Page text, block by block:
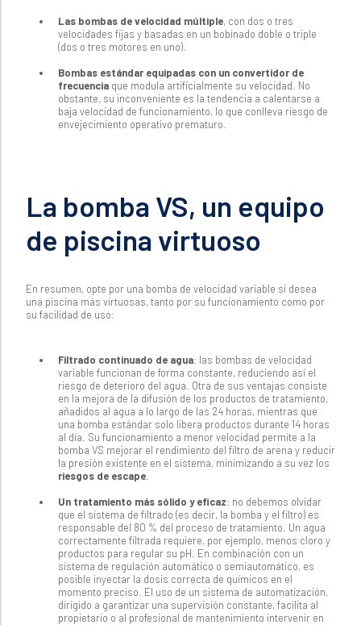
Las bombas de velocidad múltiple, con dos o tres
velocidades fijas y basadas en un bobinado doble o triple
(dos o tres motores en uno).
Bombas estándar equipadas con un convertidor de
frecuencia que modula artificialmente su velocidad. No
obstante, su inconveniente es la tendencia a calentarse a
baja velocidad de funcionamiento, lo que conlleva riesgo de
envejecimiento operativo prematuro.
La bomba VS, un equipo
de piscina virtuoso
En resumen, opte por una bomba de velocidad variable si desea
una piscina más virtuosas, tanto por su funcionamiento como por
su facilidad de uso:
Filtrado continuado de agua: las bombas de velocidad
variable funcionan de forma constante, reduciendo así el
riesgo de deterioro del agua. Otra de sus ventajas consiste
en la mejora de la difusión de los productos de tratamiento,
añadidos al agua a lo largo de las 24 horas, mientras que
una bomba estándar solo libera productos durante 14 horas
al día. Su funcionamiento a menor velocidad permite a la
bomba VS mejorar el rendimiento del filtro de arena y reducir
la presión existente en el sistema, minimizando a su vez los
riesgos de escape
Un tratamiento más sólido y eficaz: no debemos olvidar
que el sistema de filtrado (es decir, la bomba y el filtro) es
responsable del 80 % del proceso de tratamiento. Un agua
correctamente filtrada requiere, por ejemplo, menos cloro y
productos para regular su pH. En combinación con un
sistema de regulación automático o semiautomático, es
posible inyectar la dosis correcta de químicos en el
momento preciso. El uso de un sistema de automatización,
dirigido a garantizar una supervisión constante, facilita al
propietario o al profesional de mantenimiento intervenir en